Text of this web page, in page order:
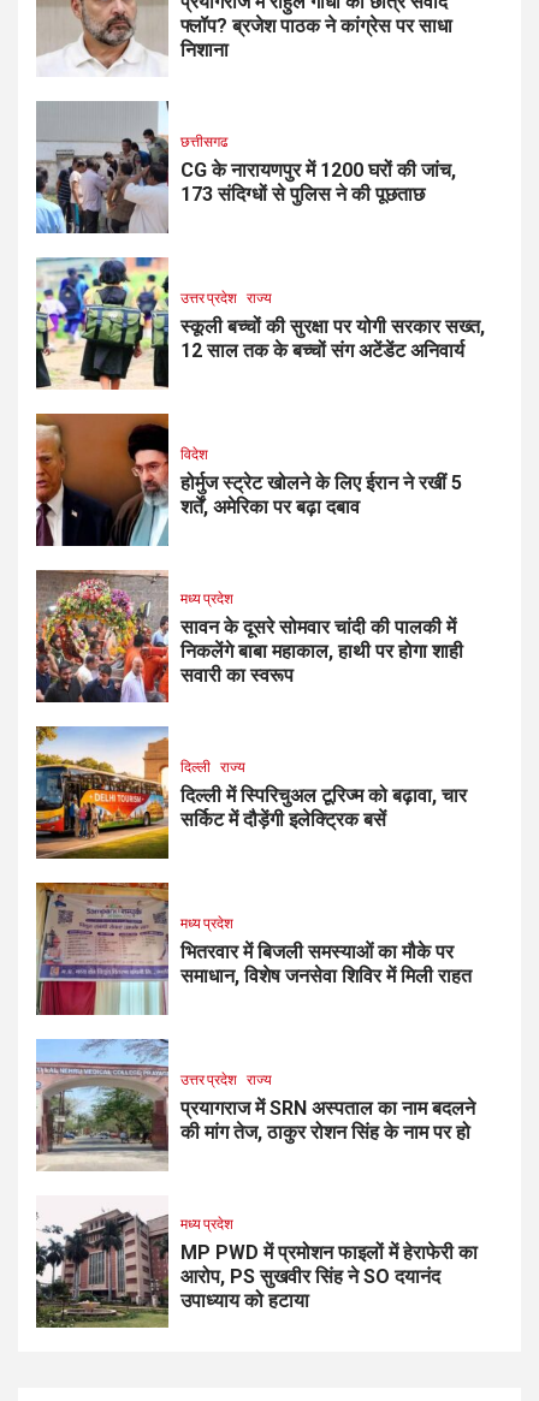
फ्लॉप? ब्रजेश पाठक ने कांग्रेस पर साधा
निशाना
छत्तीसगढ
CG के नारायणपुर में 1200 घरों की जांच,
173 संदिग्धों से पुलिस ने की पूछताछ
उत्तर प्रदेश राज्य
स्कूली बच्चों की सुरक्षा पर योगी सरकार सख्त,
12 साल तक के बच्चों संग अटेंडेंट अनिवार्य
विदेश
होर्मुज स्ट्रेट खोलने के लिए ईरान ने रखीं 5
शर्तें, अमेरिका पर बढ़ा दबाव
मध्य प्रदेश
सावन के दूसरे सोमवार चांदी की पालकी में
निकलेंगे बाबा महाकाल, हाथी पर होगा शाही
सवारी का स्वरूप
दिल्ली राज्य
दिल्ली में स्पिरिचुअल टूरिज्म को बढ़ावा, चार
सर्किट में दौड़ेंगी इलेक्ट्रिक बसें
मध्य प्रदेश
भितरवार में बिजली समस्याओं का मौके पर
समाधान, विशेष जनसेवा शिविर में मिली राहत
उत्तर प्रदेश राज्य
प्रयागराज में SRN अस्पताल का नाम बदलने
की मांग तेज, ठाकुर रोशन सिंह के नाम पर हो
मध्य प्रदेश
MP PWD में प्रमोशन फाइलों में हेराफेरी का
आरोप, PS सुखवीर सिंह ने SO दयानंद
उपाध्याय को हटाया